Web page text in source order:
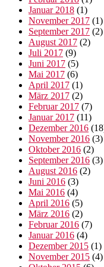
Januar 2018 (1)
November 2017 (1)
September 2017 (2)
August 2017 (2)
Juli 2017 (9)
Juni 2017 (5)
Mai 2017 (6)
April 2017 (1)
März 2017 (2)
Februar 2017 (7)
Januar 2017 (11)
Dezember 2016
November 2016 (3)
Oktober 2016 (2)
September 2016 (3)
August 2016 (2)
Juni 2016 (3)
Mai 2016 (4)
April 2016 (5)
März 2016 (2)
Februar 2016 (7)
Januar 2016 (4)
Dezember 2015 (1)
November 2015 (4)